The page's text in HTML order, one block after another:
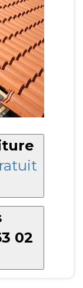
02